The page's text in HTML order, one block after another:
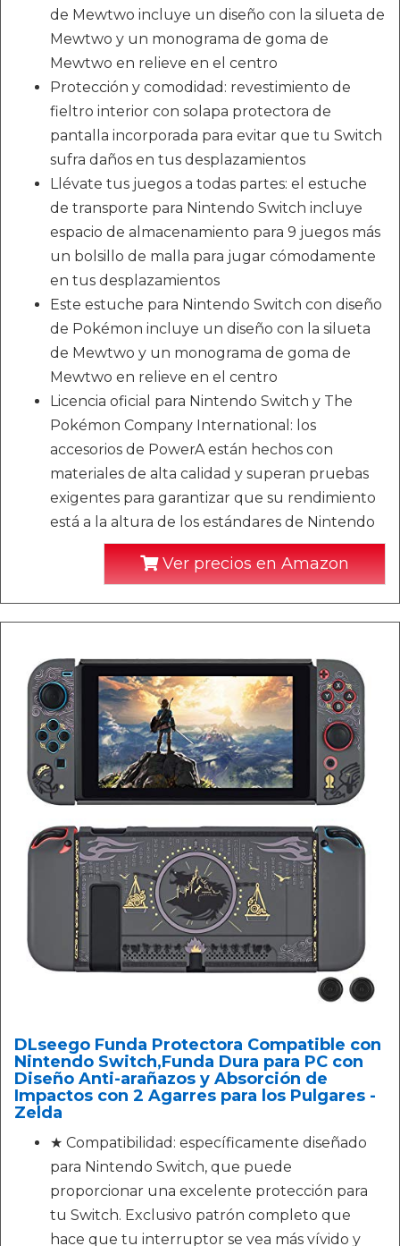
de Mewtwo incluye un diseño con la silueta de
Mewtwo y un monograma de goma de
Mewtwo en relieve en el centro
Protección y comodidad: revestimiento de
fieltro interior con solapa protectora de
pantalla incorporada para evitar que tu Switch
sufra daños en tus desplazamientos
Llévate tus juegos a todas partes: el estuche
de transporte para Nintendo Switch incluye
espacio de almacenamiento para 9 juegos más
un bolsillo de malla para jugar cómodamente
en tus desplazamientos
Este estuche para Nintendo Switch con diseño
de Pokémon incluye un diseño con la silueta
de Mewtwo y un monograma de goma de
Mewtwo en relieve en el centro
Licencia oficial para Nintendo Switch y The
Pokémon Company International: los
accesorios de PowerA están hechos con
materiales de alta calidad y superan pruebas
exigentes para garantizar que su rendimiento
está a la altura de los estándares de Nintendo
Ver precios en Amazon
DLseego Funda Protectora Compatible con
Nintendo Switch,Funda Dura para PC con
Diseño Anti-arañazos y Absorción de
Impactos con 2 Agarres para los Pulgares -
Zelda
★ Compatibilidad: específicamente diseñado
para Nintendo Switch, que puede
proporcionar una excelente protección para
tu Switch. Exclusivo patrón completo que
hace que tu interruptor se vea más vívido y